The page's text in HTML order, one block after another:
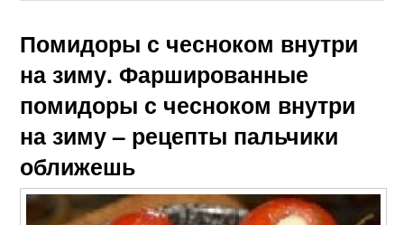
Помидоры с чесноком внутри
на зиму. Фаршированные
помидоры с чесноком внутри
на зиму – рецепты пальчики
оближешь